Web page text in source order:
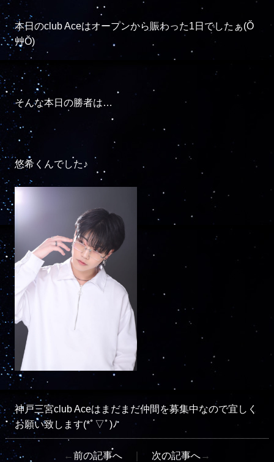
本日のclub Aceはオープンから賑わった1日でしたぁ(Ŏ
艸Ŏ)
そんな本日の勝者は…
悠希くんでした♪
神戸三宮club Aceはまだまだ仲間を募集中なので宜しく
お願い致します(*ﾟ▽ﾟ)ﾉ
←前の記事へ 次の記事へ→